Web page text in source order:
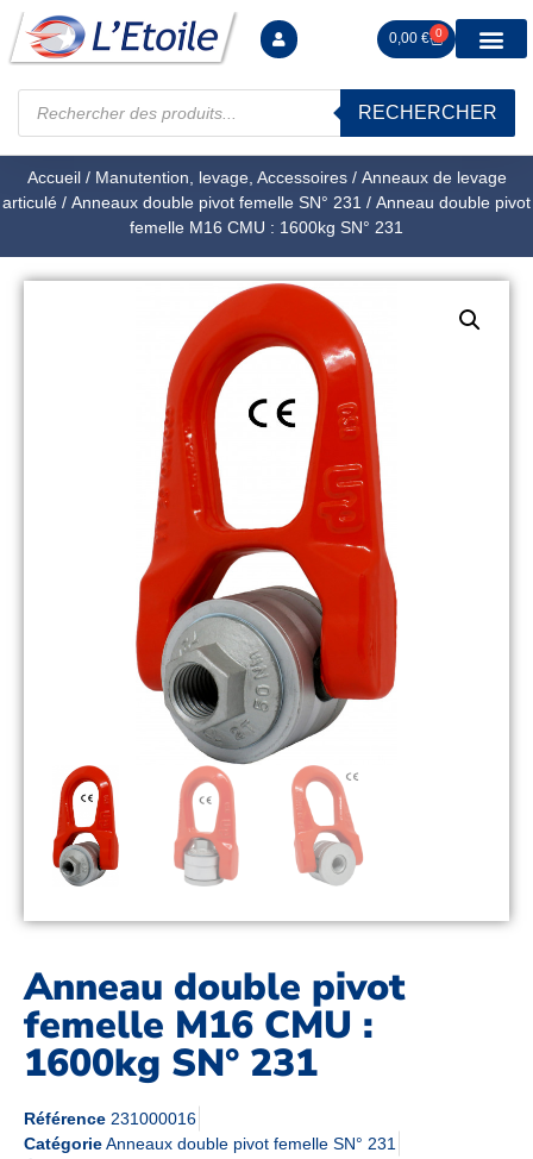
0,00 € 0
RECHERCHER
Accueil/ Manutention, levage, Accessoires/ Anneaux de levage
articulé / Anneaux double pivot femelle SN° 231 / Anneau double pivot
femelle M16 CMU : 1600kg SN° 231
Anneau double pivot
femelle M16 CMU :
1600kg SN° 231
Référence 231000016
CatégorieAnneaux double pivot femelle SN° 231